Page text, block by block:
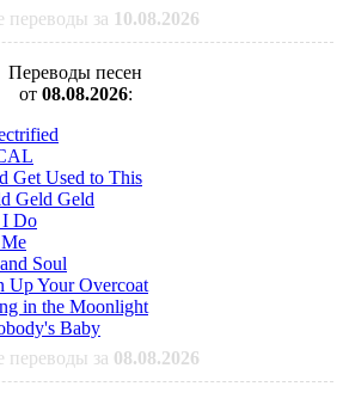
переводы за 10.08.2026
Переводы песен
от 08.08.2026:
Get Used to This
Geld Geld
I Do
Soul
Up Your Overcoat
in the Moonlight
Baby
переводы за 08.08.2026